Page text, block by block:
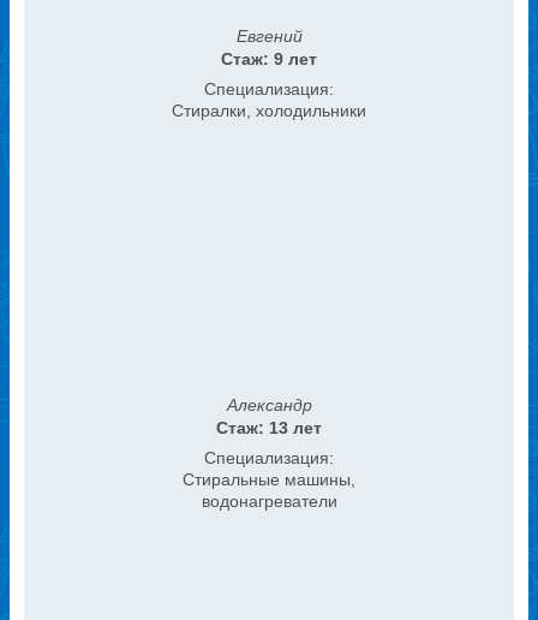
Евгений
Стаж: 9 лет
Специализация:
Стиралки, холодильники
Александр
Стаж: 13 лет
Специализация:
Стиральные машины,
водонагреватели